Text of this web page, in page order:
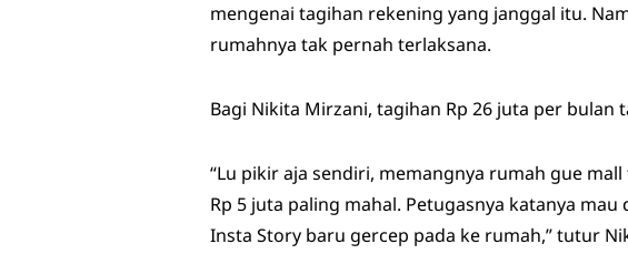
mengenai tagihan rekening yang janggal itu.
rumahnya tak pernah terlaksana.
Bagi Nikita Mirzani, tagihan Rp 26 juta per bulan
“Lu pikir aja sendiri, memangnya rumah gue
Rp 5 juta paling mahal. Petugasnya katanya
Insta Story baru gercep pada ke rumah,” tutur